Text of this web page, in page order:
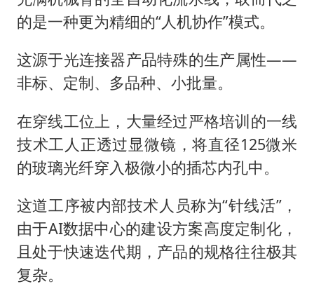
的是一种更为精细的“人机协作”模式。
这源于光连接器产品特殊的生产属性——
非标、定制、多品种、小批量。
在穿线工位上，大量经过严格培训的一线
技术工人正透过显微镜，将直径125微米
的玻璃光纤穿入极微小的插芯内孔中。
这道工序被内部技术人员称为“针线活”，
由于AI数据中心的建设方案高度定制化，
且处于快速迭代期，产品的规格往往极其
复杂。